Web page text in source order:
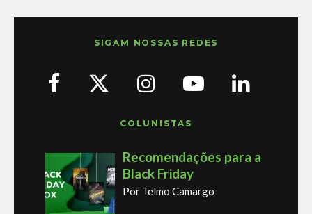
SIGAM NOSSAS REDES
COLUNISTAS
Recomendações para a
Black Friday
Por Telmo Camargo